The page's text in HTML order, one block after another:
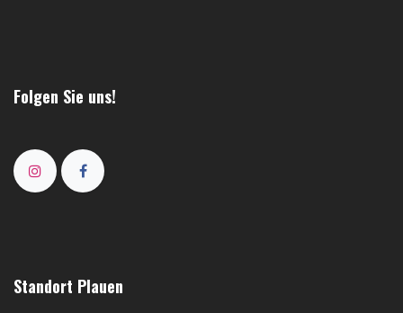
Folgen Sie uns!
Standort Plauen